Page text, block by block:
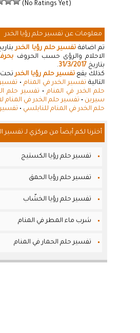
(No Ratings Yet)
معلومات عن تفسير حلم رؤيا الخدر
تم اضافةتفسير حلم رؤيا الخدر
الاحلام والرؤى حسب الحروف
بتاريخ 31/3/2017
.
كذلك يقعتفسير حلم رؤيا الخدرتحت
التالية تفسير الخدر في المنام •
حلم الخدر في المنام• تفسير حلم
سيرين • تفسير حلم الخدر في المنام
حلم الخدر في المنام للنابلسي • تفسير
أخترنا لكم أيضاً من مركزي لـ تفسير
تفسير حلم رؤيا الكستيج
تفسير حلم رؤيا الحمق
تفسير حلم رؤيا الخشّاب
شرب ماء المطر في المنام
تفسير حلم الحمار في المنام